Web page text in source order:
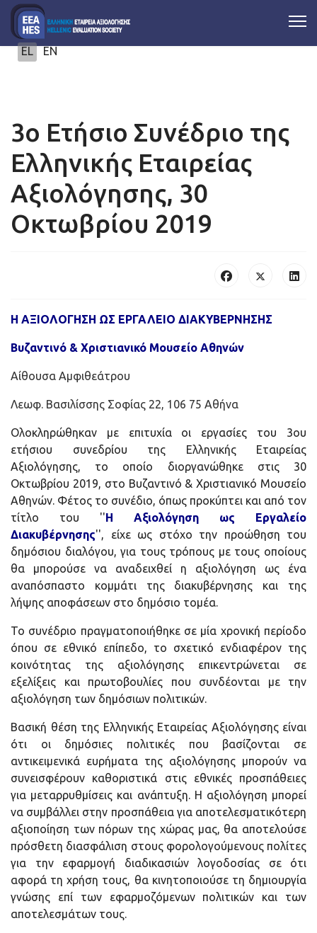
Επιλέξτε τη γλώσσα σας
EL EN
3ο Ετήσιο Συνέδριο της
Ελληνικής Εταιρείας
Αξιολόγησης, 30
Οκτωβρίου 2019
Η ΑΞΙΟΛΟΓΗΣΗ ΩΣ ΕΡΓΑΛΕΙΟ ΔΙΑΚΥΒΕΡΝΗΣΗΣ
Βυζαντινό & Χριστιανικό Μουσείο Αθηνών
Αίθουσα Αμφιθεάτρου
Λεωφ. Βασιλίσσης Σοφίας 22, 106 75 Αθήνα
Ολοκληρώθηκαν με επιτυχία οι εργασίες του 3ου
ετήσιου συνεδρίου της Ελληνικής Εταιρείας
Αξιολόγησης, το οποίο διοργανώθηκε στις 30
Οκτωβρίου 2019, στο Βυζαντινό & Χριστιανικό Μουσείο
Αθηνών. Φέτος το συνέδιο, όπως προκύπτει και από τον
τίτλο του ''Η Αξιολόγηση ως Εργαλείο
Διακυβέρνησης'', είχε ως στόχο την προώθηση του
δημόσιου διαλόγου, για τους τρόπους με τους οποίους
θα μπορούσε να αναδειχθεί η αξιολόγηση ως ένα
αναπόσπαστο κομμάτι της διακυβέρνησης και της
λήψης αποφάσεων στο δημόσιο τομέα.
Το συνέδριο πραγματοποιήθηκε σε μία χρονική περίοδο
όπου σε εθνικό επίπεδο, το σχετικό ενδιαφέρον της
κοινότητας της αξιολόγησης επικεντρώνεται σε
εξελίξεις και πρωτοβουλίες που συνδέονται με την
αξιολόγηση των δημόσιων πολιτικών.
Βασική θέση της Ελληνικής Εταιρείας Αξιολόγησης είναι
ότι οι δημόσιες πολιτικές που βασίζονται σε
αντικειμενικά ευρήματα της αξιολόγησης μπορούν να
συνεισφέρουν καθοριστικά στις εθνικές προσπάθειες
για μεταρρυθμίσεις και ανάπτυξη. Η αξιολόγηση μπορεί
να συμβάλλει στην προσπάθεια για αποτελεσματικότερη
αξιοποίηση των πόρων της χώρας μας, θα αποτελούσε
πρόσθετη διασφάλιση στους φορολογούμενους πολίτες
για την εφαρμογή διαδικασιών λογοδοσίας σε ότι
αφορά τη χρήση τους, θα κινητοποιούσε τη δημιουργία
γνώσης επί των εφαρμοζόμενων πολιτικών και των
αποτελεσμάτων τους.